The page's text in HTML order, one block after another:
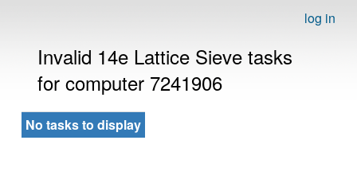
log in
Invalid 14e Lattice Sieve tasks
for computer 7241906
No tasks to display